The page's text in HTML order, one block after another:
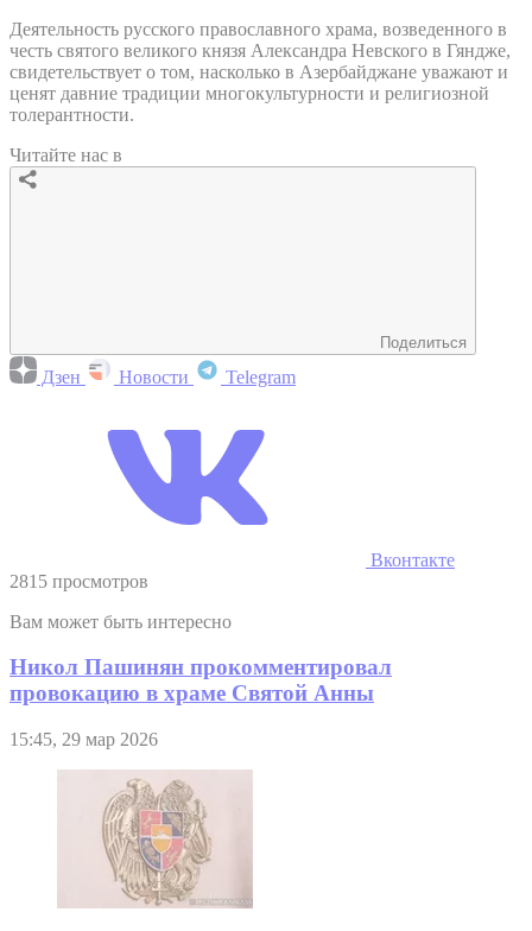
Деятельность русского православного храма, возведенного в
честь святого великого князя Александра Невского в Гяндже,
свидетельствует о том, насколько в Азербайджане уважают и
ценят давние традиции многокультурности и религиозной
толерантности.
Читайте нас в
Поделиться
Дзен Новости Telegram
Вконтакте
2815 просмотров
Вам может быть интересно
Никол Пашинян прокомментировал
провокацию в храме Святой Анны
15:45, 29 мар 2026